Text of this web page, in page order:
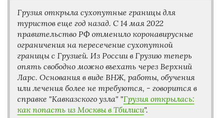
Грузия открыла сухопутные границы для
туристов еще год назад. С 14 мая 2022
правительство РФ отменило коронавирусные
ограничения на пересечение сухопутной
границы с Грузией. Из России в Грузию теперь
опять свободно можно въехать через Верхний
Ларс. Основания в виде ВНЖ, работы, обучения
или лечения более не требуются, - говорится в
справке "Кавказского узла" "Грузия открылась:
как попасть из Москвы в Тбилиси".